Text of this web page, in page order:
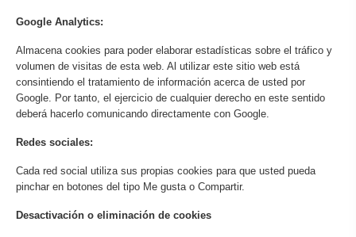
Google Analytics:
Almacena cookies para poder elaborar estadísticas sobre el tráfico y
volumen de visitas de esta web. Al utilizar este sitio web está
consintiendo el tratamiento de información acerca de usted por
Google. Por tanto, el ejercicio de cualquier derecho en este sentido
deberá hacerlo comunicando directamente con Google.
Redes sociales:
Cada red social utiliza sus propias cookies para que usted pueda
pinchar en botones del tipo Me gusta o Compartir.
Desactivación o eliminación de cookies